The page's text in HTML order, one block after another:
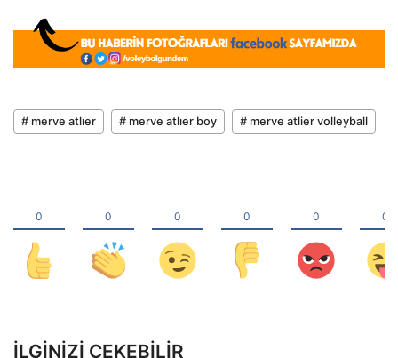
# merve atlıer # merve atlıer boy # merve atlier volleyball
İLGINIZI ÇEKEBILIR